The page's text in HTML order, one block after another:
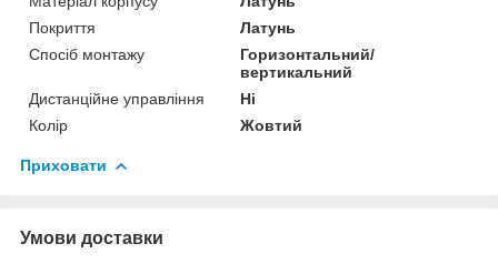
Покриття
Латунь
Спосіб монтажу
Горизонтальний/
вертикальний
Дистанційне управління
Ні
Колір
Жовтий
Приховати
Умови доставки